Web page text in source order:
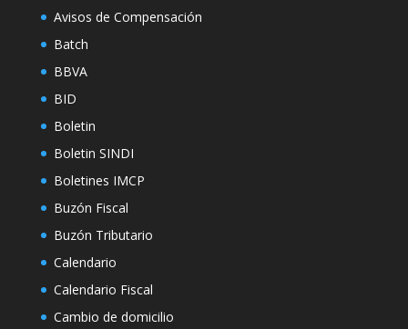
Avisos de Compensación
Batch
BBVA
BID
Boletin
Boletin SINDI
Boletines IMCP
Buzón Fiscal
Buzón Tributario
Calendario
Calendario Fiscal
Cambio de domicilio